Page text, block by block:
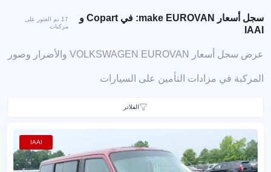
سجل أسعار make EUROVAN: في Copart و
IAAI
17 تم العثور على
مركبات
عرض سجل أسعار VOLKSWAGEN EUROVAN والأضرار وصور
المركبة في مزادات التأمين على السيارات
الفلاتر
IAAI